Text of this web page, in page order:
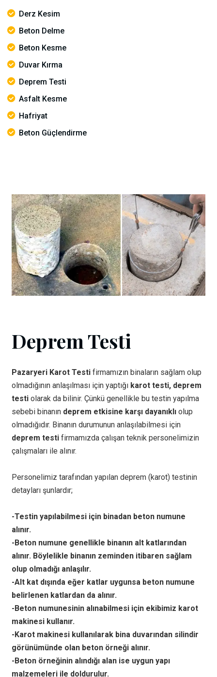
Derz Kesim
Beton Delme
Beton Kesme
Duvar Kırma
Deprem Testi
Asfalt Kesme
Hafriyat
Beton Güçlendirme
Deprem Testi
Pazaryeri Karot Testi firmamızın binaların sağlam olup
olmadığının anlaşılması için yaptığı karot testi, deprem
testi olarak da bilinir. Çünkü genellikle bu testin yapılma
sebebi binanın deprem etkisine karşı dayanıklı olup
olmadığıdır. Binanın durumunun anlaşılabilmesi için
deprem testi firmamızda çalışan teknik personelimizin
çalışmaları ile alınır.
Personelimiz tarafından yapılan deprem (karot) testinin
detayları şunlardır;
-Testin yapılabilmesi için binadan beton numune
alınır.
-Beton numune genellikle binanın alt katlarından
alınır. Böylelikle binanın zeminden itibaren sağlam
olup olmadığı anlaşılır.
-Alt kat dışında eğer katlar uygunsa beton numune
belirlenen katlardan da alınır.
-Beton numunesinin alınabilmesi için ekibimiz karot
makinesi kullanır.
-Karot makinesi kullanılarak bina duvarından silindir
görünümünde olan beton örneği alınır.
-Beton örneğinin alındığı alan ise uygun yapı
malzemeleri ile doldurulur.